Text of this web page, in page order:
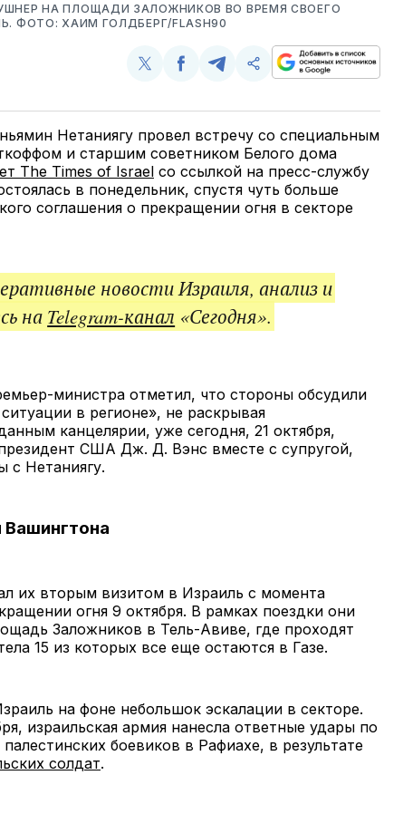
НА ПЛОЩАДИ ЗАЛОЖНИКОВ ВО ВРЕМЯ СВОЕГО
ФОТО: ХАИМ ГОЛДБЕРГ/FLASH90
Поделиться
Twitter
Поделиться
Facebook
Поделиться
Telegram
Скопируйте
поделитесь
Нетаниягу провел встречу со специальным
и старшим советником Белого дома
The Times of Israel со ссылкой на пресс-службу
в понедельник, спустя чуть больше
соглашения о прекращении огня в секторе
новости Израиля, анализ и
на Telegram-канал «Сегодня».
министра отметил, что стороны обсудили
в регионе», не раскрывая
канцелярии, уже сегодня, 21 октября,
США Дж. Д. Вэнс вместе с супругой,
с Нетаниягу.
их вторым визитом в Израиль с момента
огня 9 октября. В рамках поездки они
Заложников в Тель-Авиве, где проходят
15 из которых все еще остаются в Газе.
на фоне небольшок эскалации в секторе.
израильская армия нанесла ответные удары по
боевиков в Рафиахе, в результате
солдат.